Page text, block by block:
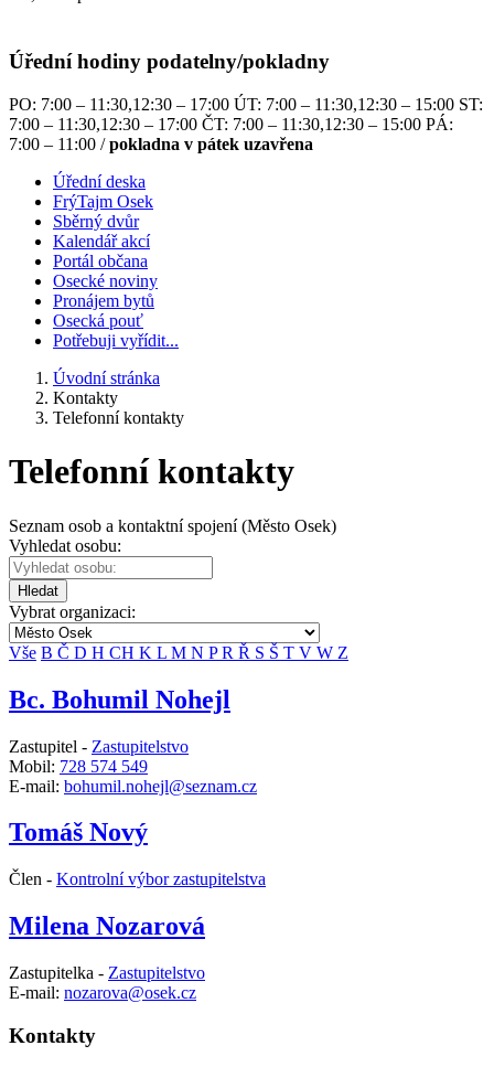
Úřední hodiny podatelny/pokladny
PO: 7:00 – 11:30,12:30 – 17:00 ÚT: 7:00 – 11:30,12:30 – 15:00 ST:
7:00 – 11:30,12:30 – 17:00 ČT: 7:00 – 11:30,12:30 – 15:00 PÁ:
7:00 – 11:00 /pokladna v pátek uzavřena
Úřední deska
FrýTajm Osek
Sběrný dvůr
Kalendář akcí
Portál občana
Osecké noviny
Pronájem bytů
Osecká pouť
Potřebuji vyřídit...
Úvodní stránka
Kontakty
Telefonní kontakty
Telefonní kontakty
Seznam osob a kontaktní spojení (Město Osek)
Vyhledat osobu:
Hledat
Vybrat organizaci:
Vše B Č D H CH K L M N PR Ř S Š T V W Z
Bc. Bohumil Nohejl
Zastupitel - Zastupitelstvo
Mobil: 728 574 549
E-mail: bohumil.nohejl@seznam.cz
Tomáš Nový
Člen - Kontrolní výbor zastupitelstva
Milena Nozarová
Zastupitelka - Zastupitelstvo
E-mail: nozarova@osek.cz
Kontakty